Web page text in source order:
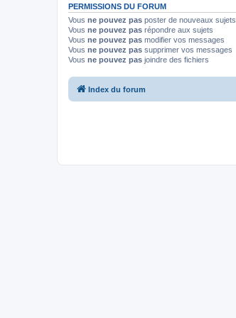
PERMISSIONS DU FORUM
Vous ne pouvez pas poster de nouveaux sujets
Vous ne pouvez pas répondre aux sujets
Vous ne pouvez pas modifier vos messages
Vous ne pouvez pas supprimer vos messages
Vous ne pouvez pas joindre des fichiers
Index du forum